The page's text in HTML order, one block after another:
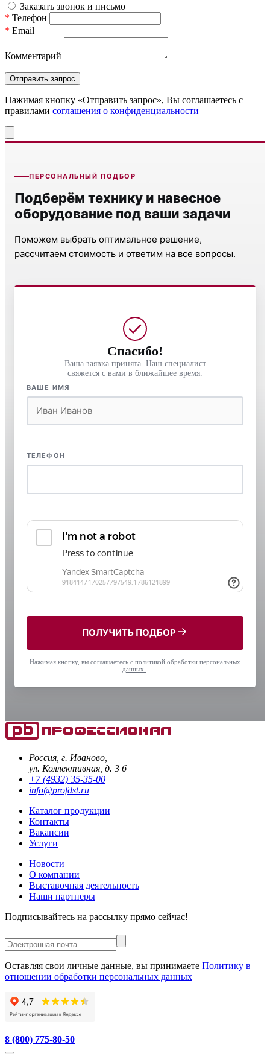
Заказать звонок и письмо
* Телефон
* Email
Комментарий
Нажимая кнопку «Отправить запрос», Вы соглашаетесь c
правилами соглашения о конфиденциальности
ПЕРСОНАЛЬНЫЙ ПОДБОР
Подберём технику и навесное
оборудование под ваши задачи
Поможем выбрать оптимальное решение,
рассчитаем стоимость и ответим на все вопросы.
Спасибо!
Ваша заявка принята. Наш специалист
свяжется с вами в ближайшее время.
ВАШЕ ИМЯ
ТЕЛЕФОН
ПОЛУЧИТЬ ПОДБОР
Нажимая кнопку, вы соглашаетесь с политикой обработки персональных
данных
Россия, г. Иваново,
ул. Коллективная, д. 3 б
+7 (4932) 35-35-00
info@profdst.ru
Каталог продукции
Контакты
Вакансии
Услуги
Новости
О компании
Выставочная деятельность
Наши партнеры
Подписывайтесь на рассылку прямо сейчас!
Оставляя свои личные данные, вы принимаете Политику в
отношении обработки персональных данных
8 (800) 775-80-50